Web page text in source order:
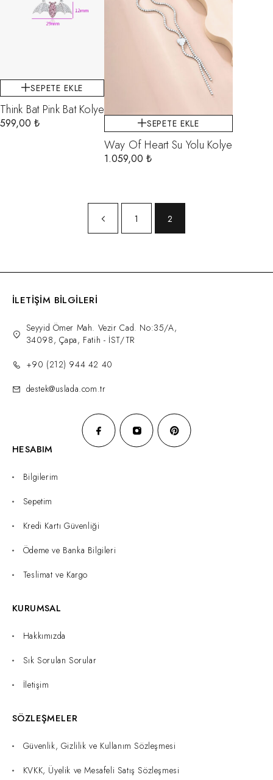
SEPETE EKLE
Think Bat Pink Bat Kolye
599,00 ₺ SEPETE EKLE
Way Of Heart Su Yolu Kolye
1.059,00₺
1 2
İLETİŞİM BİLGİLERİ
Seyyid Ömer Mah. Vezir Cad. No:35/A,
34098, Çapa, Fatih - İST/TR
+90 (212) 944 42 40
destek@uslada.com.tr
HESABIM
Bilgilerim
Sepetim
Kredi Kartı Güvenliği
Ödeme ve Banka Bilgileri
Teslimat ve Kargo
KURUMSAL
Hakkımızda
Sık Sorulan Sorular
İletişim
SÖZLEŞMELER
Güvenlik, Gizlilik ve Kullanım Sözleşmesi
KVKK, Üyelik ve Mesafeli Satış Sözleşmesi